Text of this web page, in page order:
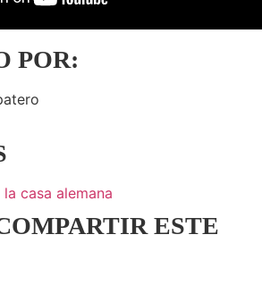
POR:
la casa alemana
ESTE